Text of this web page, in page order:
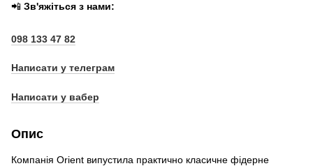
📲 Зв'яжіться з нами:
098 133 47 82
Написати у телеграм
Написати у вабер
Опис
Компанія Orient випустила практично класичне фідерне